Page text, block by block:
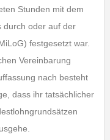
Stunden mit dem
durch oder auf der
festgesetzt war.
Vereinbarung
nach besteht
dass ihr tatsächlicher